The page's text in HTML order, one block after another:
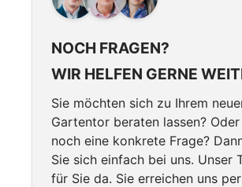
NOCH FRAGEN?
WIR HELFEN GERNE
Sie möchten sich zu Ihrem
Gartentor beraten lassen?
noch eine konkrete Frage?
Sie sich einfach bei uns. Unser
für Sie da. Sie erreichen uns per